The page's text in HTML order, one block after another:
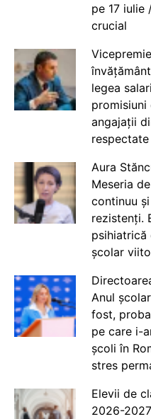
pe 17 iulie
crucial
legea
promisiuni
angajații
respectate
Aura
Meseria
continuu
rezistenți.
psihiatrică
școlar
Anul
fost,
pe care i-
școli în
stres
Elevii de
2026-